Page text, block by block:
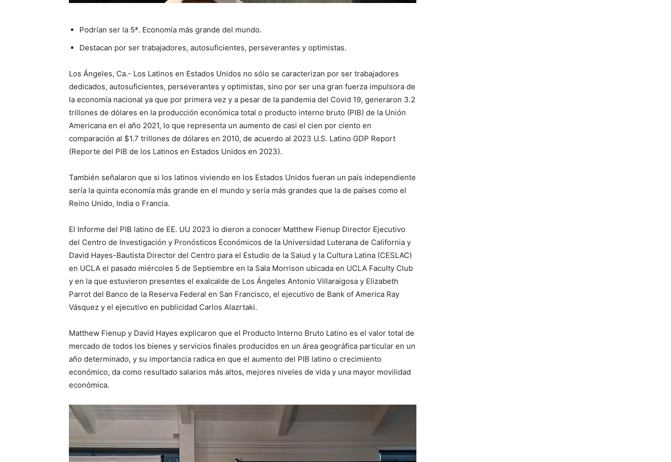
Podrían ser la 5ª. Economía más grande del mundo.
Destacan por ser trabajadores, autosuficientes, perseverantes y optimistas.
Los Ángeles, Ca.- Los Latinos en Estados Unidos no sólo se caracterizan por ser trabajadores
dedicados, autosuficientes, perseverantes y optimistas, sino por ser una gran fuerza impulsora de
la economía nacional ya que por primera vez y a pesar de la pandemia del Covid 19, generaron 3.2
trillones de dólares en la producción económica total o producto interno bruto (PIB) de la Unión
Americana en el año 2021, lo que representa un aumento de casi el cien por ciento en
comparación al $1.7 trillones de dólares en 2010, de acuerdo al 2023 U.S. Latino GDP Report
(Reporte del PIB de los Latinos en Estados Unidos en 2023).
También señalaron que si los latinos viviendo en los Estados Unidos fueran un país independiente
sería la quinta economía más grande en el mundo y sería más grandes que la de países como el
Reino Unido, India o Francia.
El Informe del PIB latino de EE. UU 2023 lo dieron a conocer Matthew Fienup Director Ejecutivo
del Centro de Investigación y Pronósticos Económicos de la Universidad Luterana de California y
David Hayes-Bautista Director del Centro para el Estudio de la Salud y la Cultura Latina (CESLAC)
en UCLA el pasado miércoles 5 de Septiembre en la Sala Morrison ubicada en UCLA Faculty Club
y en la que estuvieron presentes el exalcalde de Los Ángeles Antonio Villaraigosa y Elizabeth
Parrot del Banco de la Reserva Federal en San Francisco, el ejecutivo de Bank of America Ray
Vásquez y el ejecutivo en publicidad Carlos Alazrtaki.
Matthew Fienup y David Hayes explicaron que el Producto Interno Bruto Latino es el valor total de
mercado de todos los bienes y servicios finales producidos en un área geográfica particular en un
año determinado, y su importancia radica en que el aumento del PIB latino o crecimiento
económico, da como resultado salarios más altos, mejores niveles de vida y una mayor movilidad
económica.